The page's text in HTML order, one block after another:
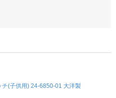
チ(子供用) 24-6850-01 大洋製